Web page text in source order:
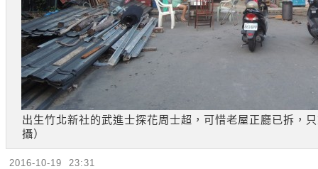
出生竹北新社的武進士探花周士超，可惜老屋正廳已拆，
攝）
2016-10-19 23:31